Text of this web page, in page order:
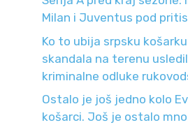
Milan i Juventus pod
Ko to ubija srpsku
skandala na terenu
kriminalne odluke
Ostalo je još jedno kolo
košarci. Još je ostalo